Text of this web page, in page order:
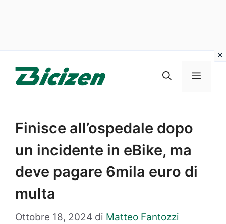
Menu
Finisce all’ospedale dopo
un incidente in eBike, ma
deve pagare 6mila euro di
multa
Ottobre 18, 2024 di Matteo Fantozzi